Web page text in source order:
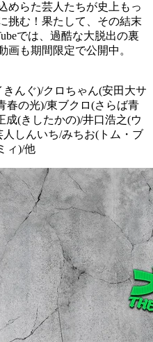
めらた芸人たちが史上もっ
挑む！果たして、その結末
では、過酷な大脱出の裏
画も期間限定で公開中。
んぐ)/クロちゃん(安田大サ
春の光)/東ブクロ(さらば青
成(きしたかの)/井口浩之(ウ
しんいち/みちお(トム・ブ
ィ)/他